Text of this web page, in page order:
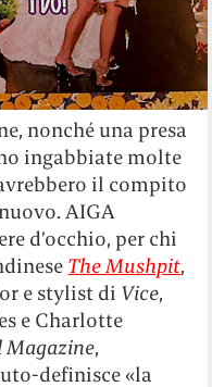
nonché una presa
ingabbiate molte
il compito
AIGA
d’occhio, per chi
The Mushpit,
e stylist di Vice,
e Charlotte
,
definisce «la